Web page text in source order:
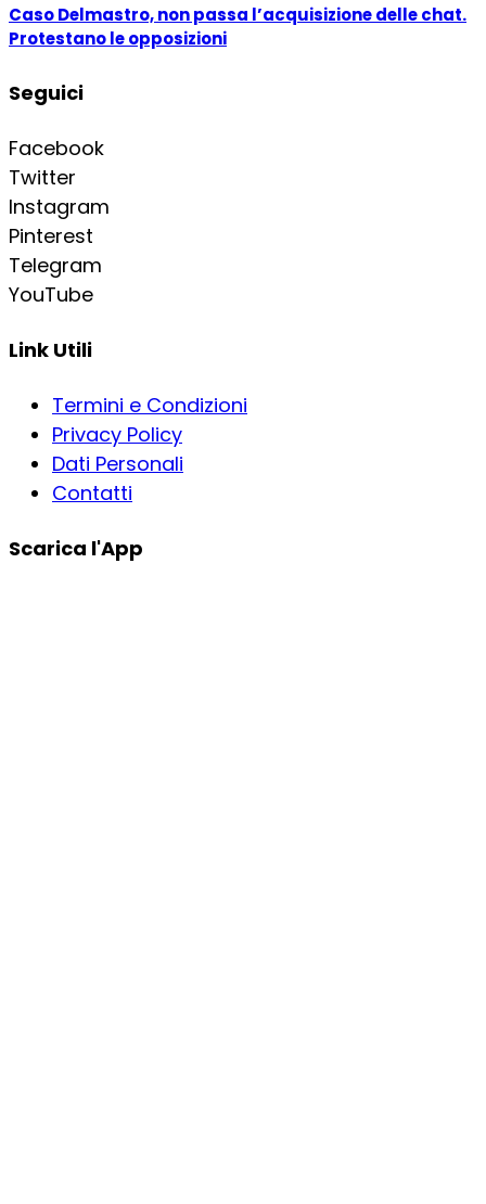
Caso Delmastro, non passa l’acquisizione delle chat.
Protestano le opposizioni
Seguici
Facebook
Twitter
Instagram
Pinterest
Telegram
YouTube
Link Utili
Termini e Condizioni
Privacy Policy
Dati Personali
Contatti
Scarica l'App